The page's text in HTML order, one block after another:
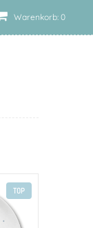
Warenkorb: 0
TOP